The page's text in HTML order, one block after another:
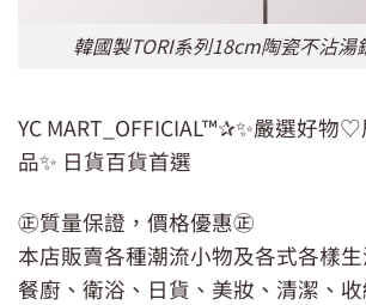
韓國製TORI系列18cm陶瓷不沾湯
YC MART_OFFICIAL™✰✨嚴選好物
品✨ 日貨百貨首選
㊣質量保證，價格優惠㊣
本店販賣各種潮流小物及各式各樣
餐廚、衛浴、日貨、美妝、清潔、